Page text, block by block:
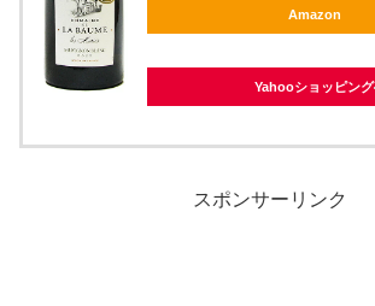
Amazon
Yahooショッピング
スポンサーリンク